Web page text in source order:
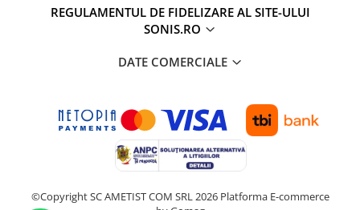
REGULAMENTUL DE FIDELIZARE AL SITE-ULUI
SONIS.RO
DATE COMERCIALE
©Copyright SC AMETIST COM SRL 2026 Platforma E-commerce